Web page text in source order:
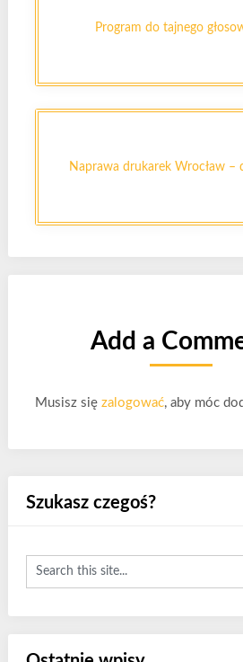
Program do tajnego
Naprawa drukarek Wrocław –
Add a
Musisz się zalogować, aby móc
Szukasz czegoś?